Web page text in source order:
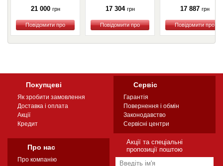
21 000 грн
Купити
17 304 грн
Купити
17 887 грн
Купити
Покупцеві
Як зробити замовлення
Доставка і оплата
Акції
Кредит
Сервіс
Гарантія
Повернення і обмін
Законодавство
Сервісні центри
Про нас
Про компанію
Акції та спеціальні
пропозиції поштою